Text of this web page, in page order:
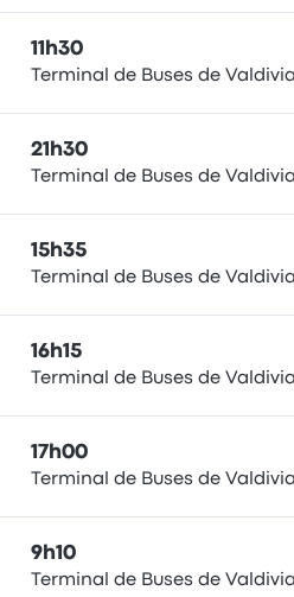
11h30
Terminal de Buses de Valdivia
21h30
Terminal de Buses de Valdivia
15h35
Terminal de Buses de Valdivia
16h15
Terminal de Buses de Valdivia
17h00
Terminal de Buses de Valdivia
9h10
Terminal de Buses de Valdivia